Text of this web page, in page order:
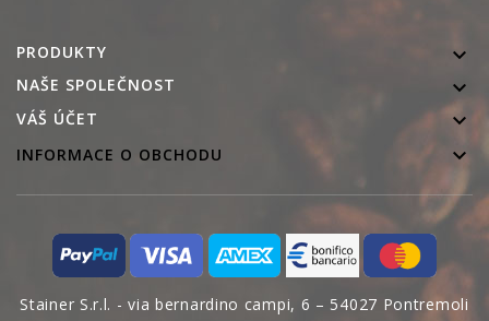
PRODUKTY 
NAŠE SPOLEČNOST 
VÁŠ ÚČET 
INFORMACE O OBCHODU 
Stainer S.r.l. - via bernardino campi, 6 – 54027 Pontremoli